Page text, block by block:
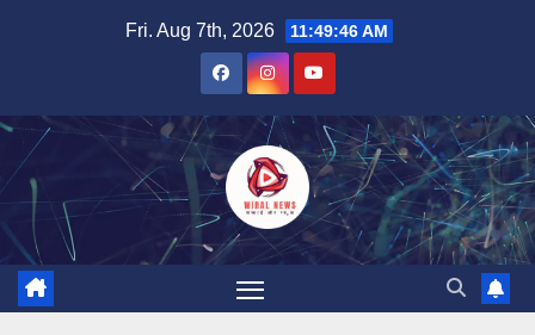
Fri. Aug 7th, 2026 11:49:47 AM